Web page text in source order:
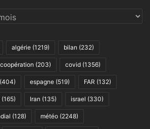
algérie (1219) bilan (232)
coopération (203) covid (1356)
(404) espagne (519) FAR (132)
(165) Iran (135) israel (330)
(128) météo (2248)